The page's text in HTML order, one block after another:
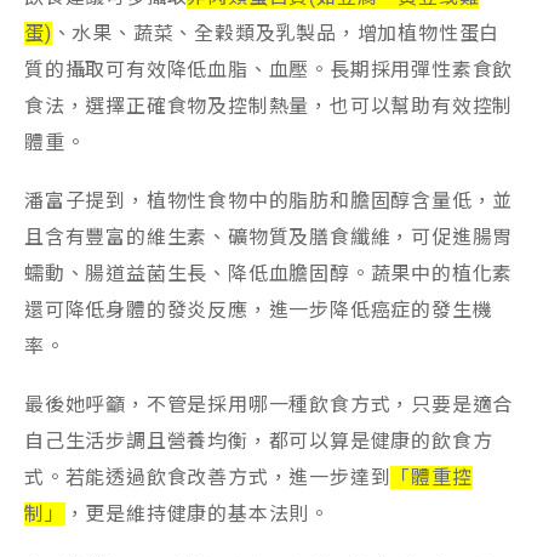
蛋) 、水果、蔬菜、全穀類及乳製品，增加植物性蛋白
質的攝取可有效降低血脂、血壓。長期採用彈性素食飲
食法，選擇正確食物及控制熱量，也可以幫助有效控制
體重。
潘富子提到，植物性食物中的脂肪和膽固醇含量低，並
且含有豐富的維生素、礦物質及膳食纖維，可促進腸胃
蠕動、腸道益菌生長、降低血膽固醇。蔬果中的植化素
還可降低身體的發炎反應，進一步降低癌症的發生機
率。
最後她呼籲，不管是採用哪一種飲食方式，只要是適合
自己生活步調且營養均衡，都可以算是健康的飲食方
式。若能透過飲食改善方式，進一步達到
「體重控
制」
，更是維持健康的基本法則。